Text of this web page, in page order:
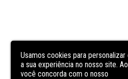
Usamos cookies para
a sua experiência no nosso site.
você concorda com o nosso